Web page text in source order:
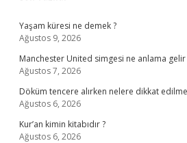
Yaşam küresi ne demek ?
Ağustos 9, 2026
Manchester United simgesi ne anlama gelir
Ağustos 7, 2026
Döküm tencere alırken nelere dikkat
Ağustos 6, 2026
Kur’an kimin kitabıdır ?
Ağustos 6, 2026